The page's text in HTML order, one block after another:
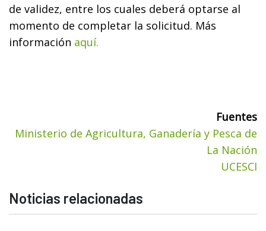
de validez, entre los cuales deberá optarse al
momento de completar la solicitud. Más
información aquí.
Fuentes
Ministerio de Agricultura, Ganadería y Pesca de
La Nación
UCESCI
Noticias relacionadas